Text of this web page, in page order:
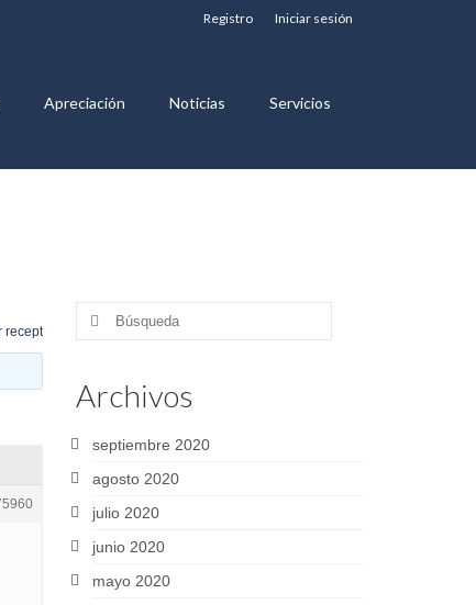
Registro Iniciar sesión
Apreciación Noticias Servicios
recept
Buscar
Archivos
septiembre 2020
agosto 2020
julio 2020
junio 2020
mayo 2020